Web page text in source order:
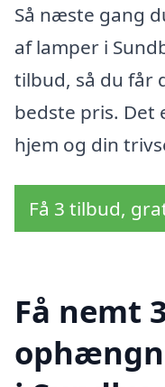
Så næste gang
af lamper i
tilbud, så du får
bedste pris. Det
hjem og din
Få 3 tilbud,
Få nemt